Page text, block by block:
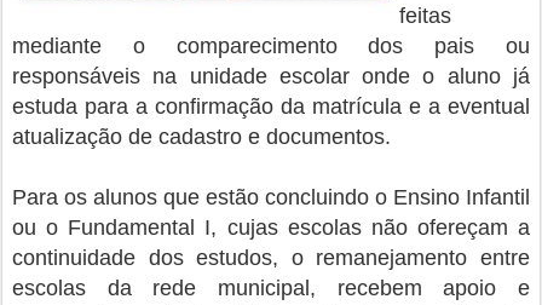
feitas
mediante o comparecimento dos pais ou
responsáveis na unidade escolar onde o aluno já
estuda para a confirmação da matrícula e a eventual
atualização de cadastro e documentos.
Para os alunos que estão concluindo o Ensino Infantil
ou o Fundamental I, cujas escolas não ofereçam a
continuidade dos estudos, o remanejamento entre
escolas da rede municipal, recebem apoio e